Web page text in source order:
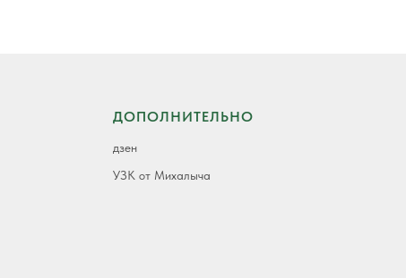
ДОПОЛНИТЕЛЬНО
дзен
УЗК от Михалыча